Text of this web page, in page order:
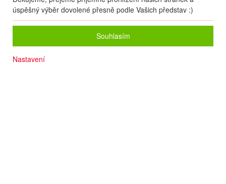
úspěšný výběr dovolené přesně podle Vašich představ :)
Souhlasím
Nastavení